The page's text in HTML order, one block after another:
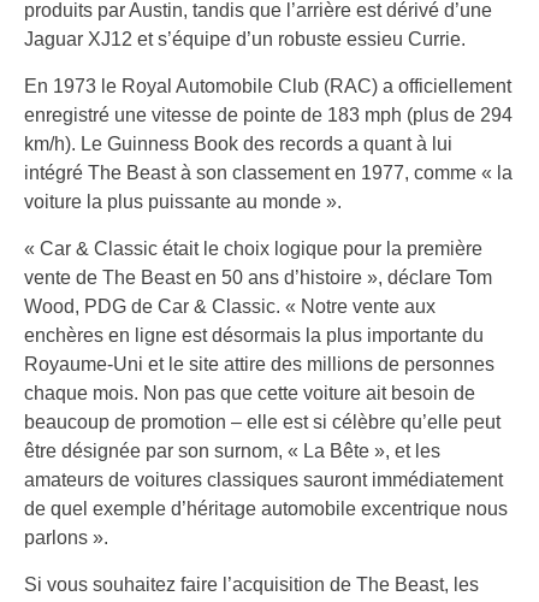
produits par Austin, tandis que l’arrière est dérivé d’une
Jaguar XJ12 et s’équipe d’un robuste essieu Currie.
En 1973 le Royal Automobile Club (RAC) a officiellement
enregistré une vitesse de pointe de 183 mph (plus de 294
km/h). Le Guinness Book des records a quant à lui
intégré The Beast à son classement en 1977, comme « la
voiture la plus puissante au monde ».
« Car & Classic était le choix logique pour la première
vente de The Beast en 50 ans d’histoire », déclare Tom
Wood, PDG de Car & Classic. « Notre vente aux
enchères en ligne est désormais la plus importante du
Royaume-Uni et le site attire des millions de personnes
chaque mois. Non pas que cette voiture ait besoin de
beaucoup de promotion – elle est si célèbre qu’elle peut
être désignée par son surnom, « La Bête », et les
amateurs de voitures classiques sauront immédiatement
de quel exemple d’héritage automobile excentrique nous
parlons ».
Si vous souhaitez faire l’acquisition de The Beast, les